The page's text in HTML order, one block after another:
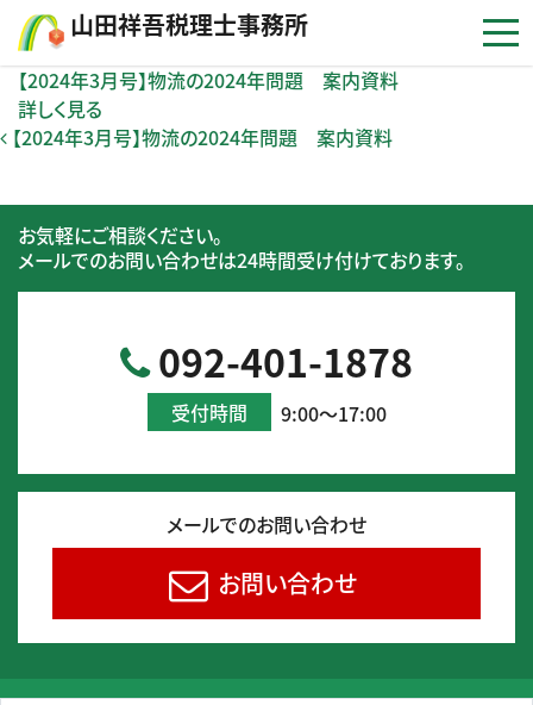
コンテンツへスキップ
⼭⽥祥吾税理⼠事務所
【2024年3月号】物流の2024年問題 案内資料
詳しく見る
投稿ナビゲーション
【2024年3月号】物流の2024年問題 案内資料
お気軽にご相談ください。
メールでのお問い合わせは24時間受け付けております。
092-401-1878
受付時間 9:00～17:00
メールでのお問い合わせ
お問い合わせ